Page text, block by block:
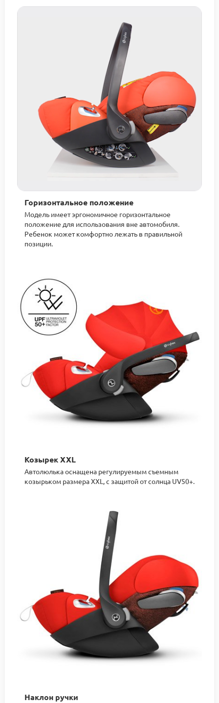
Горизонтальное положение
Модель имеет эргономичное горизонтальное
положение для использования вне автомобиля.
Ребенок может комфортно лежать в правильной
позиции.
Козырек XXL
Автолюлька оснащена регулируемым съемным
козырьком размера XXL, с защитой от солнца UV50+.
Наклон ручки